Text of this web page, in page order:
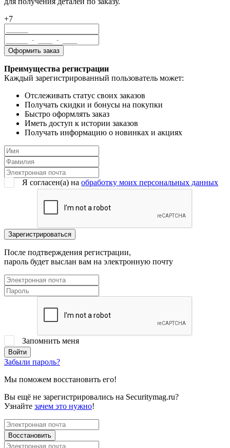
+7
Преимущества регистрации
Каждый зарегистрированный пользователь может:
Отслеживать статус своих заказов
Получать скидки и бонусы на покупки
Быстро оформлять заказ
Иметь доступ к истории заказов
Получать информацию о новинках и акциях
Я согласен(a) на обработку моих персональных данных
После подтверждения регистрации,
пароль будет выслан вам на электронную почту
Запомнить меня
Забыли пароль?
Мы поможем восстановить его!
Вы ещё не зарегистрировались на Securitymag.ru?
Узнайте зачем это нужно!